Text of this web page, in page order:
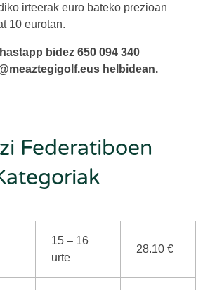
irteerak euro bateko prezioan
10 eurotan.
bidez 650 094 340
helbidean.
Federatiboen
15 – 16
urte
28.10 €